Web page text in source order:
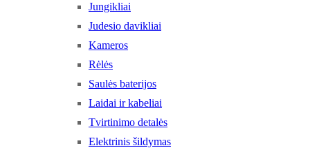
Jungikliai
Judesio davikliai
Kameros
Rėlės
Saulės baterijos
Laidai ir kabeliai
Tvirtinimo detalės
Elektrinis šildymas